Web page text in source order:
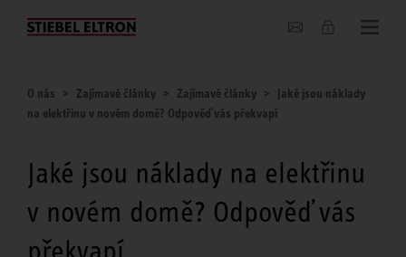
O nás
O nás Zajímavé články Zajímavé články
Jaké jsou náklady
na elektřinu v novém domě? Odpověď vás překvapí
Jaké jsou náklady na elektřinu
v novém domě? Odpověď vás